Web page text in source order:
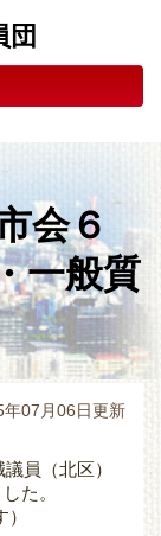
団
会６
一般質
年07月06日更新
員（北区）
た。